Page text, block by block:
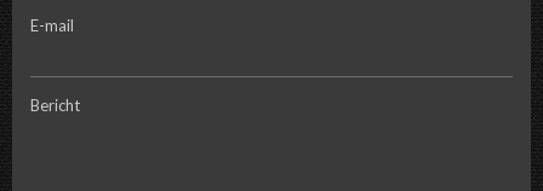
E-mail
Bericht